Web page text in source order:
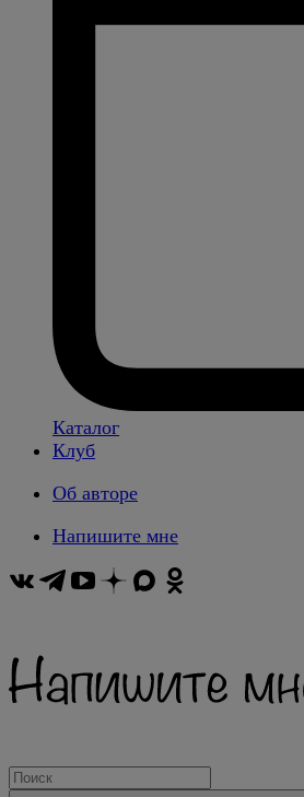
Каталог
Клуб
Об авторе
Напишите мне